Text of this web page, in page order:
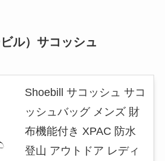
ル）サコッシュ
Shoebill サコッシュ サコ
ッシュバッグ メンズ 財
布機能付き XPAC 防水
登山 アウトドア レディ